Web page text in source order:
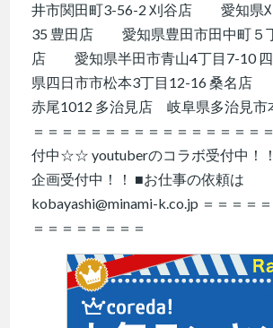
井市関田町3-56-2 刈谷店 愛知県
35 豊田店 愛知県豊田市田中町５
店 愛知県半田市青山4丁目7-10
県四日市市松本3丁目12-16 桑名
赤尾1012 多治見店 岐阜県多治見市
＝＝＝＝＝＝＝＝＝＝＝＝＝＝＝
付中☆☆ youtuberのコラボ受付中！
企画受付中！！ ■お仕事の依頼は
kobayashi@minami-k.co.jp ＝＝＝＝
＝＝＝＝＝＝＝＝